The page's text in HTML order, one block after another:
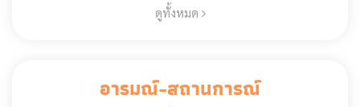
ดูทั้งหมด
อารมณ์-สถานการณ์